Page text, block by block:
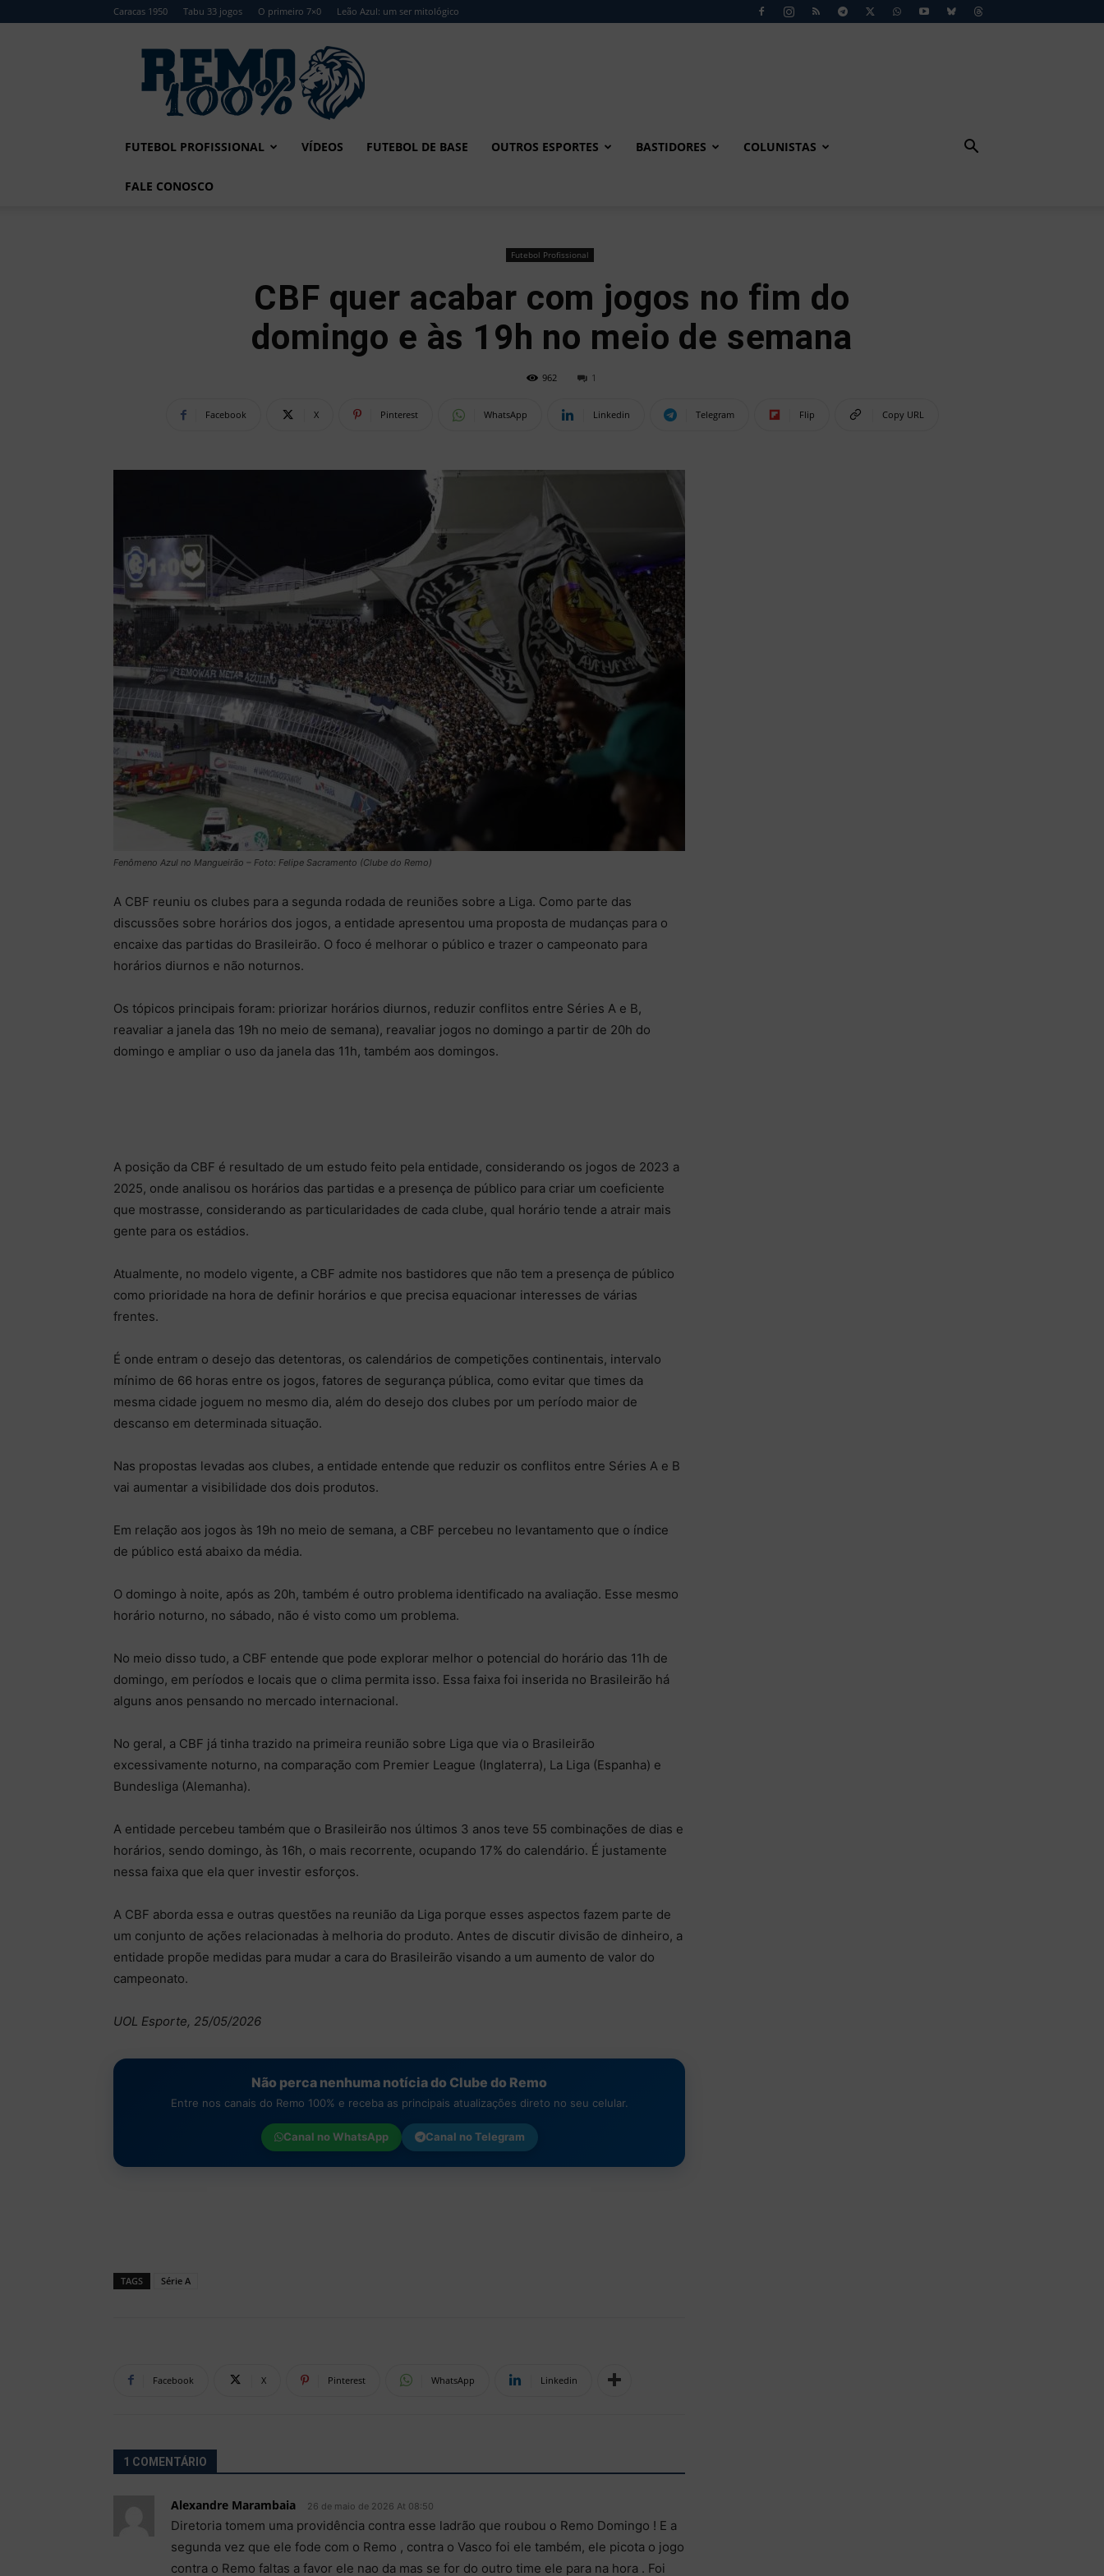
Caracas 1950 Tabu 33 jogos O primeiro 7×0 Leão Azul: um ser mitológico
Remo
FUTEBOL PROFISSIONAL VÍDEOS FUTEBOL DE BASE OUTROS ESPORTES BASTIDORES COLUNISTAS
FALE CONOSCO
Futebol Profissional
CBF quer acabar com jogos no fim do
domingo e às 19h no meio de semana
962 1
Facebook X Pinterest WhatsApp Linkedin Telegram Flip Copy URL
Fenômeno Azul no Mangueirão – Foto: Felipe Sacramento (Clube do Remo)
A CBF reuniu os clubes para a segunda rodada de reuniões sobre a Liga. Como parte das
discussões sobre horários dos jogos, a entidade apresentou uma proposta de mudanças para o
encaixe das partidas do Brasileirão. O foco é melhorar o público e trazer o campeonato para
horários diurnos e não noturnos.
Os tópicos principais foram: priorizar horários diurnos, reduzir conflitos entre Séries A e B,
reavaliar a janela das 19h no meio de semana), reavaliar jogos no domingo a partir de 20h do
domingo e ampliar o uso da janela das 11h, também aos domingos.
A posição da CBF é resultado de um estudo feito pela entidade, considerando os jogos de 2023 a
2025, onde analisou os horários das partidas e a presença de público para criar um coeficiente
que mostrasse, considerando as particularidades de cada clube, qual horário tende a atrair mais
gente para os estádios.
Atualmente, no modelo vigente, a CBF admite nos bastidores que não tem a presença de público
como prioridade na hora de definir horários e que precisa equacionar interesses de várias
frentes.
É onde entram o desejo das detentoras, os calendários de competições continentais, intervalo
mínimo de 66 horas entre os jogos, fatores de segurança pública, como evitar que times da
mesma cidade joguem no mesmo dia, além do desejo dos clubes por um período maior de
descanso em determinada situação.
Nas propostas levadas aos clubes, a entidade entende que reduzir os conflitos entre Séries A e B
vai aumentar a visibilidade dos dois produtos.
Em relação aos jogos às 19h no meio de semana, a CBF percebeu no levantamento que o índice
de público está abaixo da média.
O domingo à noite, após as 20h, também é outro problema identificado na avaliação. Esse mesmo
horário noturno, no sábado, não é visto como um problema.
No meio disso tudo, a CBF entende que pode explorar melhor o potencial do horário das 11h de
domingo, em períodos e locais que o clima permita isso. Essa faixa foi inserida no Brasileirão há
alguns anos pensando no mercado internacional.
No geral, a CBF já tinha trazido na primeira reunião sobre Liga que via o Brasileirão
excessivamente noturno, na comparação com Premier League (Inglaterra), La Liga (Espanha) e
Bundesliga (Alemanha).
A entidade percebeu também que o Brasileirão nos últimos 3 anos teve 55 combinações de dias e
horários, sendo domingo, às 16h, o mais recorrente, ocupando 17% do calendário. É justamente
nessa faixa que ela quer investir esforços.
A CBF aborda essa e outras questões na reunião da Liga porque esses aspectos fazem parte de
um conjunto de ações relacionadas à melhoria do produto. Antes de discutir divisão de dinheiro, a
entidade propõe medidas para mudar a cara do Brasileirão visando a um aumento de valor do
campeonato.
UOL Esporte, 25/05/2026
Não perca nenhuma notícia do Clube do Remo
Entre nos canais do Remo 100% e receba as principais atualizações direto no seu celular.
Canal noWhatsApp Canal noTelegram
TAGS Série A
Facebook X Pinterest WhatsApp Linkedin
1 COMENTÁRIO
Alexandre Marambaia 26 de maio de 2026 At 08:50
Diretoria tomem uma providência contra esse ladrão que roubou o Remo Domingo ! E a
segunda vez que ele fode com o Remo , contra o Vasco foi ele também, ele picota o jogo
contra o Remo faltas a favor ele nao da mas se for do outro time ele para na hora . Foi